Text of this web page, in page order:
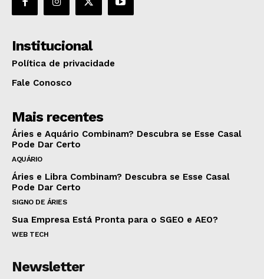
Institucional
Política de privacidade
Fale Conosco
Mais recentes
Áries e Aquário Combinam? Descubra se Esse Casal
Pode Dar Certo
AQUÁRIO
Áries e Libra Combinam? Descubra se Esse Casal
Pode Dar Certo
SIGNO DE ÁRIES
Sua Empresa Está Pronta para o SGEO e AEO?
WEB TECH
Newsletter